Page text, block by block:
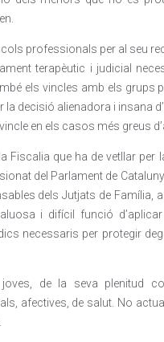
professionals per al seu
terapèutic i judicial
els vincles amb els grups
decisió alienadora i insana
en els casos més greus
Fiscalia que ha de vetllar
del Parlament de
dels Jutjats de Família,
i difícil funció
necessaris per protegir
de la seva plenitud
afectives, de salut. No